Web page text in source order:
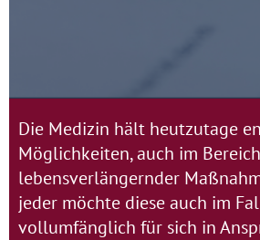
Die Medizin hält heutzutage
Möglichkeiten, auch im Bereich
lebensverlängernder
jeder möchte diese auch im
vollumfänglich für sich in